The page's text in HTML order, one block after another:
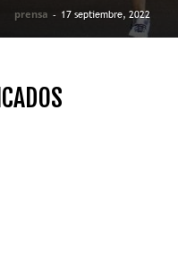
prensa - 17 septiembre, 2022